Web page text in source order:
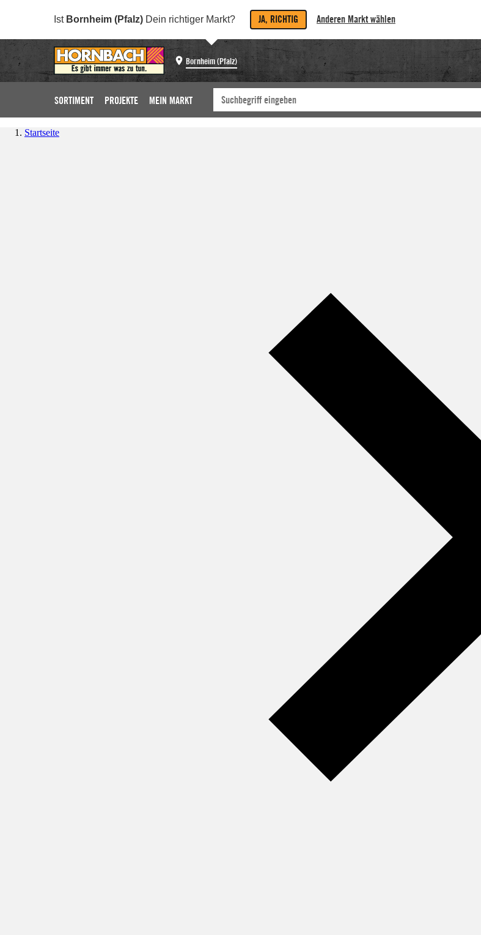
Ist Bornheim (Pfalz) Dein richtiger Markt? JA, RICHTIG Anderen Markt wählen
Bornheim (Pfalz)
SORTIMENT PROJEKTE MEIN MARKT
Startseite